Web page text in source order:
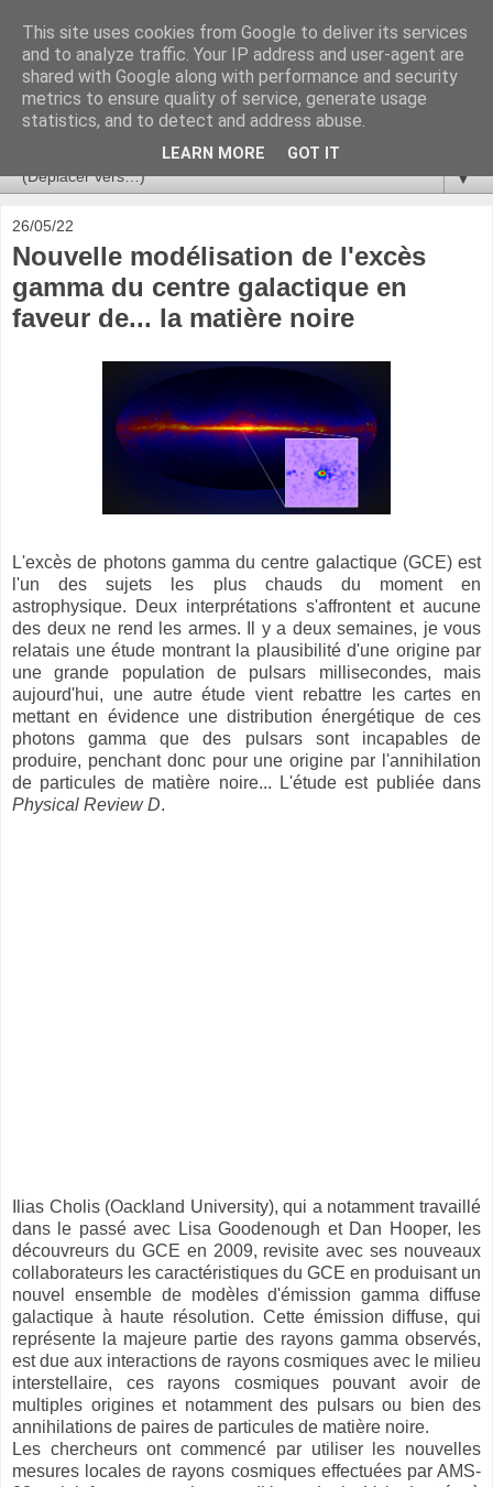
Ça se passe là haut
Astronomie, Astrophysique, Astroparticules, Cosmologie.
L'infini se contemple, indéfiniment. ISSN 2272-5768
▼
26/05/22
Nouvelle modélisation de l'excès
gamma du centre galactique en
faveur de... la matière noire
L'excès de photons gamma du centre galactique (GCE) est
l'un des sujets les plus chauds du moment en
astrophysique. Deux interprétations s'affrontent et aucune
des deux ne rend les armes. Il y a deux semaines, je vous
relatais une étude montrant la plausibilité d'une origine par
une grande population de pulsars millisecondes, mais
aujourd'hui, une autre étude vient rebattre les cartes en
mettant en évidence une distribution énergétique de ces
photons gamma que des pulsars sont incapables de
produire, penchant donc pour une origine par l'annihilation
de particules de matière noire... L'étude est publiée dans
Physical Review D.
Ilias Cholis (Oackland University), qui a notamment travaillé
dans le passé avec Lisa Goodenough et Dan Hooper, les
découvreurs du GCE en 2009, revisite avec ses nouveaux
collaborateurs les caractéristiques du GCE en produisant un
nouvel ensemble de modèles d'émission gamma diffuse
galactique à haute résolution. Cette émission diffuse, qui
représente la majeure partie des rayons gamma observés,
est due aux interactions de rayons cosmiques avec le milieu
interstellaire, ces rayons cosmiques pouvant avoir de
multiples origines et notamment des pulsars ou bien des
annihilations de paires de particules de matière noire.
Les chercheurs ont commencé par utiliser les nouvelles
mesures locales de rayons cosmiques effectuées par AMS-
This site uses cookies from Google to deliver its services
and to analyze traffic. Your IP address and user-agent are
shared with Google along with performance and security
metrics to ensure quality of service, generate usage
statistics, and to detect and address abuse.
LEARN MORE GOT IT